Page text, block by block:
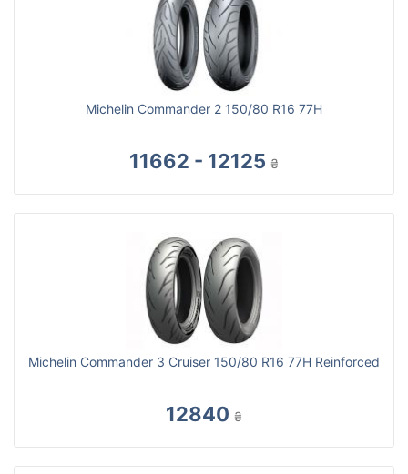
Michelin Commander 2 150/80 R16 77H
11662 - 12125 ₴
Michelin Commander 3 Cruiser 150/80 R16 77H Reinforced
12840 ₴